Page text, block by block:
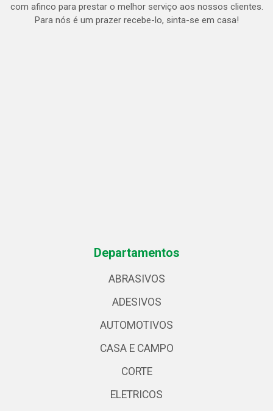
com afinco para prestar o melhor serviço aos nossos clientes.
Para nós é um prazer recebe-lo, sinta-se em casa!
Departamentos
ABRASIVOS
ADESIVOS
AUTOMOTIVOS
CASA E CAMPO
CORTE
ELETRICOS